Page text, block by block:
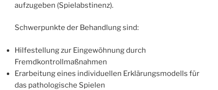
T
M
aufzugeben (Spielabstinenz).
Schwerpunkte der Behandlung sind:
Hilfestellung zur Eingewöhnung durch
Fremdkontrollmaßnahmen
Erarbeitung eines individuellen Erklärungsmodells für
das pathologische Spielen